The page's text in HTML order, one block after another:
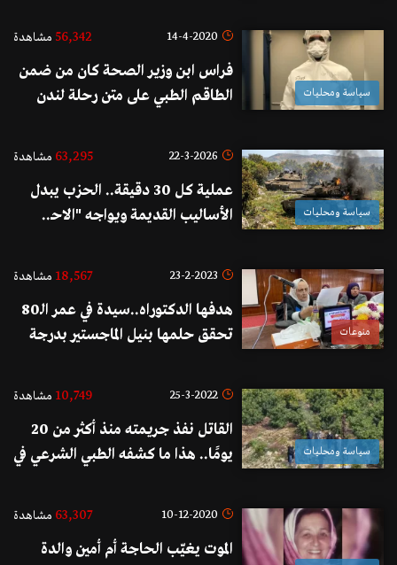
للاستقرار وأي تعرض له من أية جهة
سياسة ومحليات
14-4-2020
56,342 مشاهدة
فراس ابن وزير الصحة كان من ضمن
الطاقم الطبي على متن رحلة لندن
المسؤولية والتضحية"!
سياسة ومحليات
22-3-2026
63,295 مشاهدة
عملية كل 30 دقيقة.. الحزب يبدل
الأساليب القديمة ويواجه "الاحـ..
الدقة!
منوعات
23-2-2023
18,567 مشاهدة
هدفها الدكتوراه..سيدة في عمر الـ80
تحقق حلمها بنيل الماجستير بدرجة
سياسة ومحليات
25-3-2022
10,749 مشاهدة
القاتل نفذ جريمته منذ أكثر من 20
يومًا.. هذا ما كشفه الطبي الشرعي في
10-12-2020
63,307 مشاهدة
الموت يغيّب الحاجة أم أمين والدة